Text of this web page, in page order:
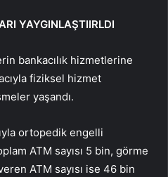
YAYGINLAŞTIIRLDI
bankacılık hizmetlerine
fiziksel hizmet
yaşandı.
ortopedik engelli
ATM sayısı 5 bin, görme
ATM sayısı ise 46 bin